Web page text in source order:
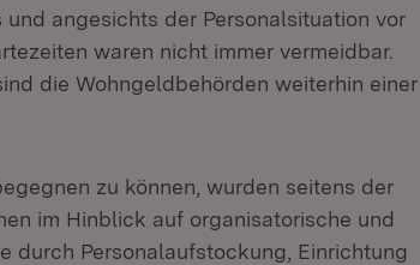
angesichts der Personalsituation vor
waren nicht immer vermeidbar.
die Wohngeldbehörden weiterhin einer
zu können, wurden seitens der
im Hinblick auf organisatorische und
durch Personalaufstockung, Einrichtung